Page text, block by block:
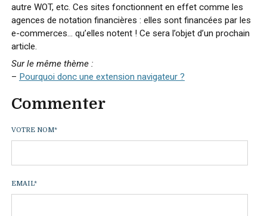
autre WOT, etc. Ces sites fonctionnent en effet comme les
agences de notation financières : elles sont financées par les
e-commerces… qu’elles notent ! Ce sera l’objet d’un prochain
article.
Sur le même thème :
– Pourquoi donc une extension navigateur ?
Commenter
VOTRE NOM*
EMAIL*